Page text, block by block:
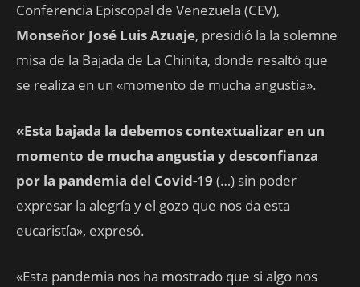
Conferencia Episcopal de Venezuela (CEV),
Monseñor José Luis Azuaje, presidió la la solemne
misa de la Bajada de La Chinita, donde resaltó que
se realiza en un «momento de mucha angustia».
«Esta bajada la debemos contextualizar en un
momento de mucha angustia y desconfianza
por la pandemia del Covid-19 (…) sin poder
expresar la alegría y el gozo que nos da esta
eucaristía», expresó.
«Esta pandemia nos ha mostrado que si algo nos